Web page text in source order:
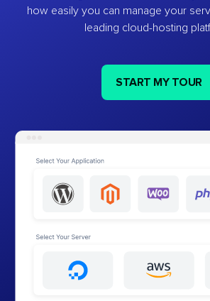
how easily you can manage your
leading cloud-hosting
START MY TOUR